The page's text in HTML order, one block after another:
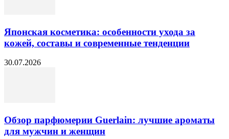
Японская косметика: особенности ухода за
кожей, составы и современные тенденции
30.07.2026
Обзор парфюмерии Guerlain: лучшие ароматы
для мужчин и женщин